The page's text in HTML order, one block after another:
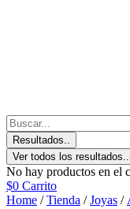
Resultados..
Ver todos los
No hay productos en el
$0 Carrito
Home /Tienda /Joyas /